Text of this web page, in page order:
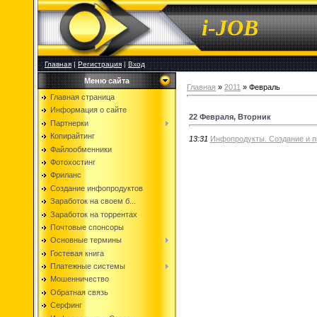
i-JOB
Главная|Регистрация|Вход
Меню сайта
Главная страница
Информация о сайте
Партнерки
Копирайтинг
Файлообменники
Фотохостинг
Фриланс
Создание инфопродуктов
Заработок на своем б...
Заработок на торрентах
Почтовые спонсоры
Основные термины
Гостевая книга
Платежные системы
Мошенничество
Обратная связь
Серфинг
Главная » 2011 » Февраль
22 Февраля, Вторник
13:31 Инфопродукты. Создание и